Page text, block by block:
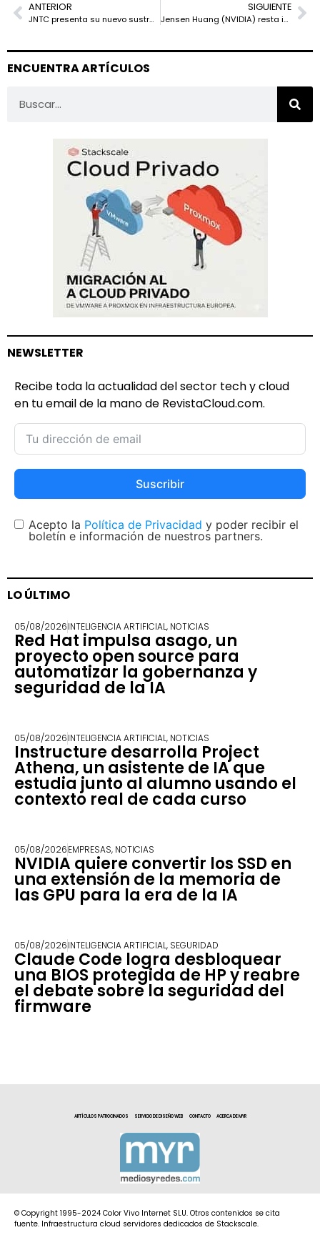
ANTERIOR
JNTC presenta su nuevo sustrato de vidrio para semiconductores: el próximo salto en empaquetado avanzado
SIGUIENTE
Jensen Huang (NVIDIA) resta importancia al riesgo militar chino con chips estadounidenses: “No pueden depender de nuestra tecnología”
ENCUENTRA ARTÍCULOS
NEWSLETTER
Recibe toda la actualidad del sector tech y cloud
en tu email de la mano de RevistaCloud.com.
Suscribir
Acepto la Política de Privacidad y poder recibir el
boletín e información de nuestros partners.
LO ÚLTIMO
05/08/2026INTELIGENCIA ARTIFICIAL, NOTICIAS
Red Hat impulsa asago, un
proyecto open source para
automatizar la gobernanza y
seguridad de la IA
05/08/2026INTELIGENCIA ARTIFICIAL, NOTICIAS
Instructure desarrolla Project
Athena, un asistente de IA que
estudia junto al alumno usando el
contexto real de cada curso
05/08/2026EMPRESAS, NOTICIAS
NVIDIA quiere convertir los SSD en
una extensión de la memoria de
las GPU para la era de la IA
05/08/2026INTELIGENCIA ARTIFICIAL, SEGURIDAD
Claude Code logra desbloquear
una BIOS protegida de HP y reabre
el debate sobre la seguridad del
firmware
ARTÍCULOS PATROCINADOS SERVICIO DE DISEÑO WEB CONTACTO ACERCA DE MYR
© Copyright 1995-2024 Color Vivo Internet SLU. Otros contenidos se cita
fuente. Infraestructura cloud servidores dedicados de Stackscale.